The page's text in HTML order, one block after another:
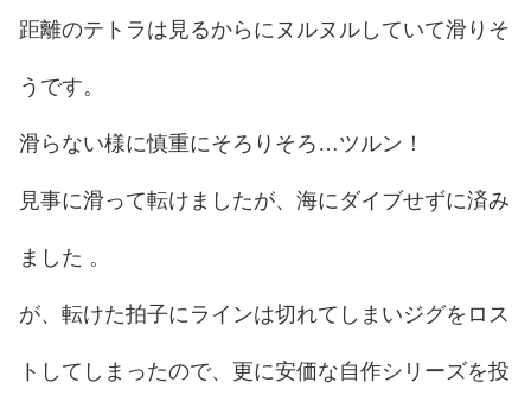
距離のテトラは見るからにヌルヌルしていて滑りそ
うです。
滑らない様に慎重にそろりそろ…ツルン！
見事に滑って転けましたが、海にダイブせずに済み
ました 。
が、転けた拍子にラインは切れてしまいジグをロス
トしてしまったので、更に安価な自作シリーズを投